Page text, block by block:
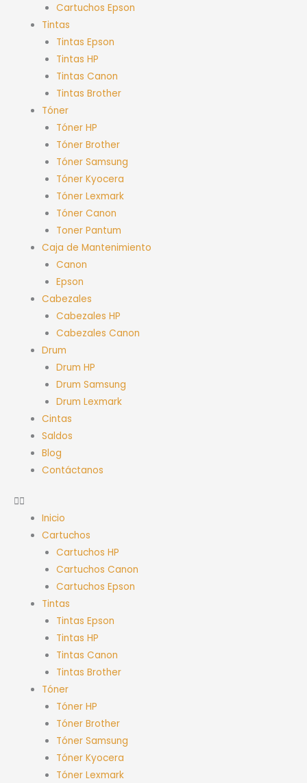
Cartuchos Epson
Tintas
Tintas Epson
Tintas HP
Tintas Canon
Tintas Brother
Tóner
Tóner HP
Tóner Brother
Tóner Samsung
Tóner Kyocera
Tóner Lexmark
Tóner Canon
Toner Pantum
Caja de Mantenimiento
Canon
Epson
Cabezales
Cabezales HP
Cabezales Canon
Drum
Drum HP
Drum Samsung
Drum Lexmark
Cintas
Saldos
Blog
Contáctanos
Inicio
Cartuchos
Cartuchos HP
Cartuchos Canon
Cartuchos Epson
Tintas
Tintas Epson
Tintas HP
Tintas Canon
Tintas Brother
Tóner
Tóner HP
Tóner Brother
Tóner Samsung
Tóner Kyocera
Tóner Lexmark